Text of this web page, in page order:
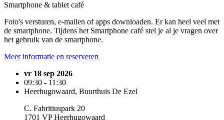
Smartphone & tablet café
Foto's versturen, e-mailen of apps downloaden. Er kan heel veel met
de smartphone. Tijdens het Smartphone café stel je al je vragen over
het gebruik van de smartphone.
Meer informatie en reserveren
vr 18 sep 2026
09:30 - 11:30
Heerhugowaard, Buurthuis De Ezel
C. Fabritiuspark 20
1701 VP Heerhugowaard